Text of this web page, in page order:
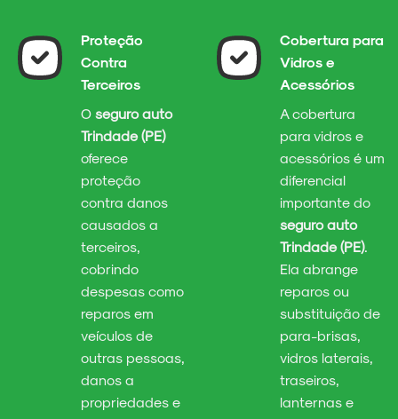
Proteção
Contra
Terceiros
O seguro auto
Trindade (PE)
oferece
proteção
contra danos
causados a
terceiros,
cobrindo
despesas como
reparos em
veículos de
outras pessoas,
danos a
propriedades e
Cobertura para
Vidros e
Acessórios
A cobertura
para vidros e
acessórios é um
diferencial
importante do
seguro auto
Trindade (PE).
Ela abrange
reparos ou
substituição de
para-brisas,
vidros laterais,
traseiros,
lanternas e